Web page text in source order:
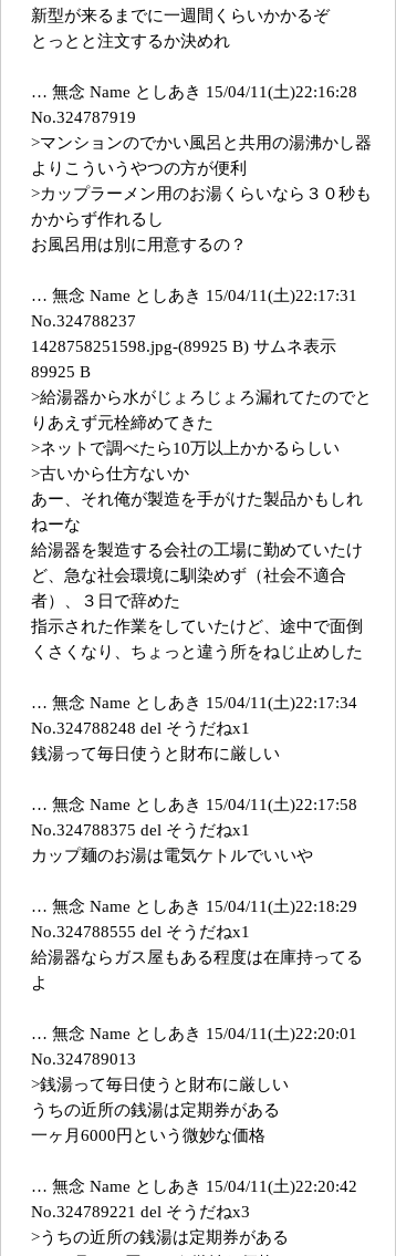
新型が来るまでに一週間くらいかかるぞ
とっとと注文するか決めれ
… 無念 Name としあき 15/04/11(土)22:16:28
No.324787919
>マンションのでかい風呂と共用の湯沸かし器
よりこういうやつの方が便利
>カップラーメン用のお湯くらいなら３０秒も
かからず作れるし
お風呂用は別に用意するの？
… 無念 Name としあき 15/04/11(土)22:17:31
No.324788237
1428758251598.jpg-(89925 B) サムネ表示
89925 B
>給湯器から水がじょろじょろ漏れてたのでと
りあえず元栓締めてきた
>ネットで調べたら10万以上かかるらしい
>古いから仕方ないか
あー、それ俺が製造を手がけた製品かもしれ
ねーな
給湯器を製造する会社の工場に勤めていたけ
ど、急な社会環境に馴染めず（社会不適合
者）、３日で辞めた
指示された作業をしていたけど、途中で面倒
くさくなり、ちょっと違う所をねじ止めした
… 無念 Name としあき 15/04/11(土)22:17:34
No.324788248 del そうだねx1
銭湯って毎日使うと財布に厳しい
… 無念 Name としあき 15/04/11(土)22:17:58
No.324788375 del そうだねx1
カップ麺のお湯は電気ケトルでいいや
… 無念 Name としあき 15/04/11(土)22:18:29
No.324788555 del そうだねx1
給湯器ならガス屋もある程度は在庫持ってる
よ
… 無念 Name としあき 15/04/11(土)22:20:01
No.324789013
>銭湯って毎日使うと財布に厳しい
うちの近所の銭湯は定期券がある
一ヶ月6000円という微妙な価格
… 無念 Name としあき 15/04/11(土)22:20:42
No.324789221 del そうだねx3
>うちの近所の銭湯は定期券がある